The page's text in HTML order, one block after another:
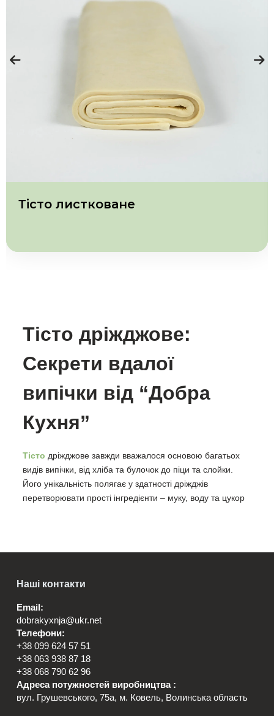
Тісто листковане
Тісто дріжджове:
Секрети вдалої
випічки від “Добра
Кухня”
Тісто дріжджове завжди вважалося основою багатьох
видів випічки, від хліба та булочок до піци та слойки.
Його унікальність полягає у здатності дріжджів
перетворювати прості інгредієнти – муку, воду та цукор
дріжджового тіста, опираючись на багаторічний досвід
Чому вибір “Добра
Кухня”?
Компанія “Добра Кухня” здобула визнання серед
Наші контакти
Email:
dobrakyxnja@ukr.net
Телефони:
+38 099 624 57 51
+38 063 938 87 18
+38 068 790 62 96
Адреса потужностей виробництва :
вул. Грушевського, 75а, м. Ковель, Волинська область